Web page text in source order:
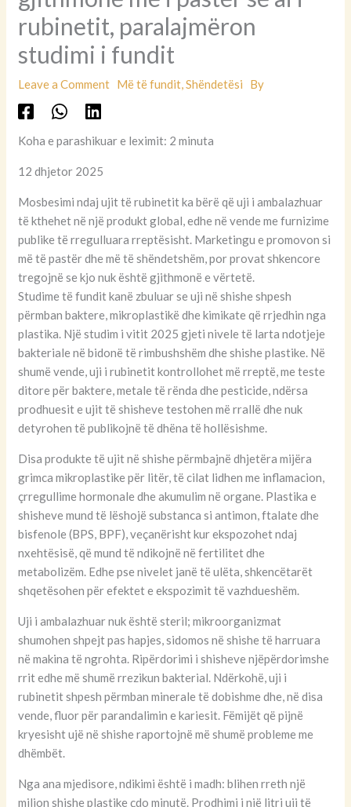
rubinetit, paralajmëron
studimi i fundit
Leave a Comment Më të fundit,Shëndetësi By
Koha e parashikuar e leximit: 2 minuta
12 dhjetor 2025
Mosbesimi ndaj ujit të rubinetit ka bërë që uji i ambalazhuar
të kthehet në një produkt global, edhe në vende me furnizime
publike të rregulluara rreptësisht. Marketingu e promovon si
më të pastër dhe më të shëndetshëm, por provat shkencore
tregojnë se kjo nuk është gjithmonë e vërtetë.
Studime të fundit kanë zbuluar se uji në shishe shpesh
përmban baktere, mikroplastikë dhe kimikate që rrjedhin nga
plastika. Një studim i vitit 2025 gjeti nivele të larta ndotjeje
bakteriale në bidonë të rimbushshëm dhe shishe plastike. Në
shumë vende, uji i rubinetit kontrollohet më rreptë, me teste
ditore për baktere, metale të rënda dhe pesticide, ndërsa
prodhuesit e ujit të shisheve testohen më rrallë dhe nuk
detyrohen të publikojnë të dhëna të hollësishme.
Disa produkte të ujit në shishe përmbajnë dhjetëra mijëra
grimca mikroplastike për litër, të cilat lidhen me inflamacion,
çrregullime hormonale dhe akumulim në organe. Plastika e
shisheve mund të lëshojë substanca si antimon, ftalate dhe
bisfenole (BPS, BPF), veçanërisht kur ekspozohet ndaj
nxehtësisë, që mund të ndikojnë në fertilitet dhe
metabolizëm. Edhe pse nivelet janë të ulëta, shkencëtarët
shqetësohen për efektet e ekspozimit të vazhdueshëm.
Uji i ambalazhuar nuk është steril; mikroorganizmat
shumohen shpejt pas hapjes, sidomos në shishe të harruara
në makina të ngrohta. Ripërdorimi i shisheve njëpërdorimshe
rrit edhe më shumë rrezikun bakterial. Ndërkohë, uji i
rubinetit shpesh përmban minerale të dobishme dhe, në disa
vende, fluor për parandalimin e kariesit. Fëmijët që pijnë
kryesisht ujë në shishe raportojnë më shumë probleme me
dhëmbët.
Nga ana mjedisore, ndikimi është i madh: blihen rreth një
milion shishe plastike çdo minutë. Prodhimi i një litri uji të